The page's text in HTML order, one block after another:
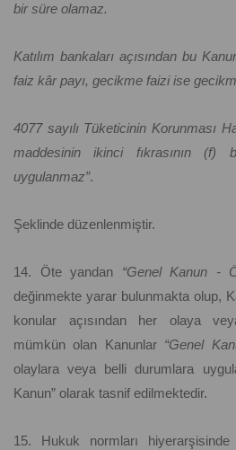
bir süre olamaz.
Katılım bankaları açısından bu
faiz kâr payı, gecikme faizi ise
4077 sayılı Tüketicinin Korunması
maddesinin ikinci fıkrasının (f)
uygulanmaz”.
Şeklinde düzenlenmiştir.
14. Öte yandan “Genel Kanun -
değinmekte yarar bulunmakta olup,
konular açısından her olaya
mümkün olan Kanunlar “Genel
olaylara veya belli durumlara
Kanun” olarak tasnif edilmektedir.
15. Hukuk normları